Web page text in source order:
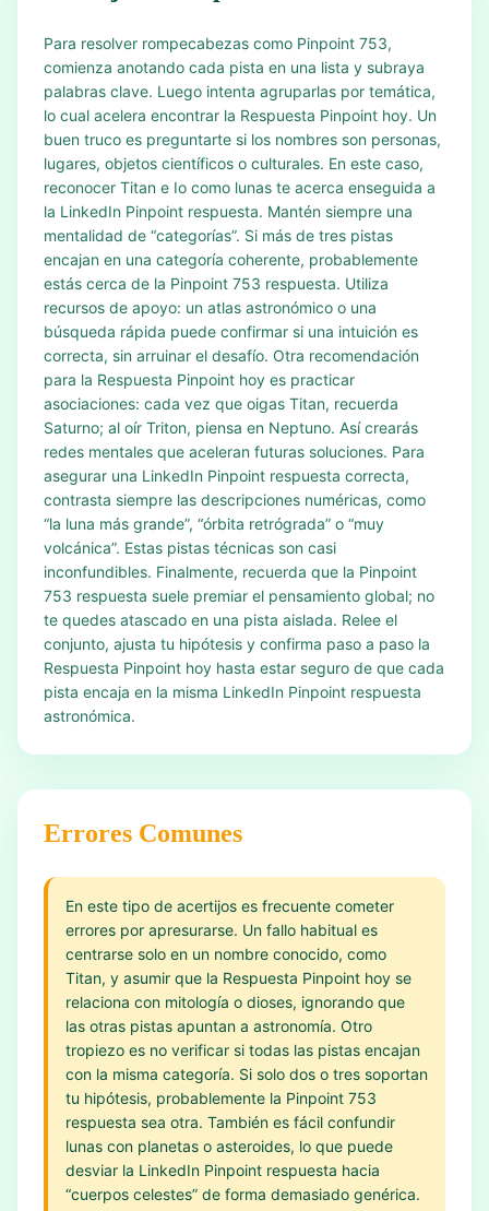
Para resolver rompecabezas como Pinpoint 753,
comienza anotando cada pista en una lista y subraya
palabras clave. Luego intenta agruparlas por temática,
lo cual acelera encontrar la Respuesta Pinpoint hoy. Un
buen truco es preguntarte si los nombres son personas,
lugares, objetos científicos o culturales. En este caso,
reconocer Titan e Io como lunas te acerca enseguida a
la LinkedIn Pinpoint respuesta. Mantén siempre una
mentalidad de “categorías”. Si más de tres pistas
encajan en una categoría coherente, probablemente
estás cerca de la Pinpoint 753 respuesta. Utiliza
recursos de apoyo: un atlas astronómico o una
búsqueda rápida puede confirmar si una intuición es
correcta, sin arruinar el desafío. Otra recomendación
para la Respuesta Pinpoint hoy es practicar
asociaciones: cada vez que oigas Titan, recuerda
Saturno; al oír Triton, piensa en Neptuno. Así crearás
redes mentales que aceleran futuras soluciones. Para
asegurar una LinkedIn Pinpoint respuesta correcta,
contrasta siempre las descripciones numéricas, como
“la luna más grande”, “órbita retrógrada” o “muy
volcánica”. Estas pistas técnicas son casi
inconfundibles. Finalmente, recuerda que la Pinpoint
753 respuesta suele premiar el pensamiento global; no
te quedes atascado en una pista aislada. Relee el
conjunto, ajusta tu hipótesis y confirma paso a paso la
Respuesta Pinpoint hoy hasta estar seguro de que cada
pista encaja en la misma LinkedIn Pinpoint respuesta
astronómica.
Errores Comunes
En este tipo de acertijos es frecuente cometer
errores por apresurarse. Un fallo habitual es
centrarse solo en un nombre conocido, como
Titan, y asumir que la Respuesta Pinpoint hoy se
relaciona con mitología o dioses, ignorando que
las otras pistas apuntan a astronomía. Otro
tropiezo es no verificar si todas las pistas encajan
con la misma categoría. Si solo dos o tres soportan
tu hipótesis, probablemente la Pinpoint 753
respuesta sea otra. También es fácil confundir
lunas con planetas o asteroides, lo que puede
desviar la LinkedIn Pinpoint respuesta hacia
“cuerpos celestes” de forma demasiado genérica.